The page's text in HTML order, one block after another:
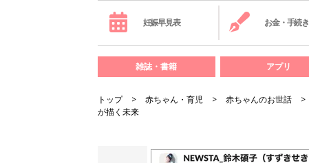
妊娠早見表 お金・手続き
雑誌・書籍 アプリ
トップ 赤ちゃん・育児 赤ちゃんのお世話
が描く未来